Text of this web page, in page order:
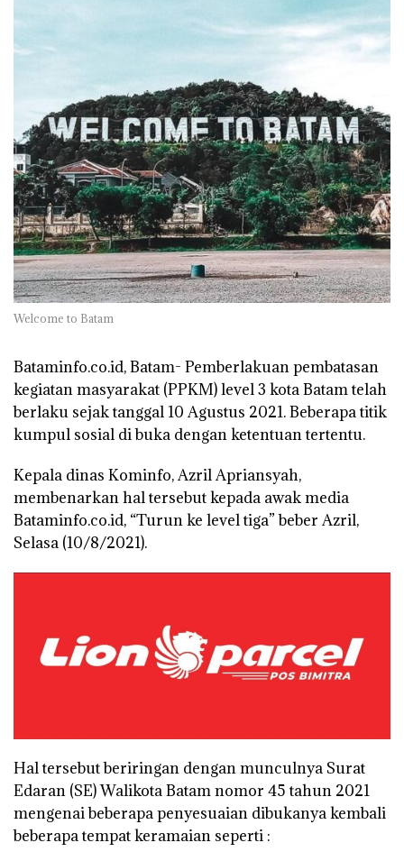
Welcome to Batam
Bataminfo.co.id, Batam- Pemberlakuan pembatasan
kegiatan masyarakat (PPKM) level 3 kota Batam telah
berlaku sejak tanggal 10 Agustus 2021. Beberapa titik
kumpul sosial di buka dengan ketentuan tertentu.
Kepala dinas Kominfo, Azril Apriansyah,
membenarkan hal tersebut kepada awak media
Bataminfo.co.id, “Turun ke level tiga” beber Azril,
Selasa (10/8/2021).
Hal tersebut beriringan dengan munculnya Surat
Edaran (SE) Walikota Batam nomor 45 tahun 2021
mengenai beberapa penyesuaian dibukanya kembali
beberapa tempat keramaian seperti :